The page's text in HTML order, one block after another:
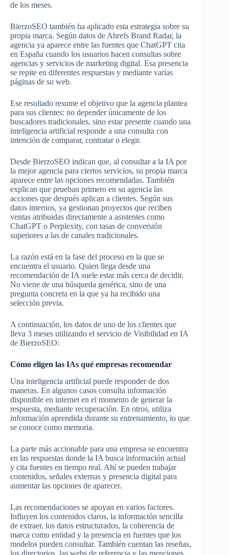
de los meses.
BierzoSEO también ha aplicado esta estrategia sobre su
propia marca. Según datos de Ahrefs Brand Radar, la
agencia ya aparece entre las fuentes que ChatGPT cita
en España cuando los usuarios hacen consultas sobre
agencias y servicios de marketing digital. Esa presencia
se repite en diferentes respuestas y mediante varias
páginas de su web.
Ese resultado resume el objetivo que la agencia plantea
para sus clientes: no depender únicamente de los
buscadores tradicionales, sino estar presente cuando una
inteligencia artificial responde a una consulta con
intención de comparar, contratar o elegir.
Desde BierzoSEO indican que, al consultar a la IA por
la mejor agencia para ciertos servicios, su propia marca
aparece entre las opciones recomendadas. También
explican que prueban primero en su agencia las
acciones que después aplican a clientes. Según sus
datos internos, ya gestionan proyectos que reciben
ventas atribuidas directamente a asistentes como
ChatGPT o Perplexity, con tasas de conversión
superiores a las de canales tradicionales.
La razón está en la fase del proceso en la que se
encuentra el usuario. Quien llega desde una
recomendación de IA suele estar más cerca de decidir.
No viene de una búsqueda genérica, sino de una
pregunta concreta en la que ya ha recibido una
selección previa.
A continuación, los datos de uno de los clientes que
lleva 3 meses utilizando el servicio de Visibilidad en IA
de BierzoSEO:
Cómo eligen las IAs qué empresas recomendar
Una inteligencia artificial puede responder de dos
maneras. En algunos casos consulta información
disponible en internet en el momento de generar la
respuesta, mediante recuperación. En otros, utiliza
información aprendida durante su entrenamiento, lo que
se conoce como memoria.
La parte más accionable para una empresa se encuentra
en las respuestas donde la IA busca información actual
y cita fuentes en tiempo real. Ahí se pueden trabajar
contenidos, señales externas y presencia digital para
aumentar las opciones de aparecer.
Las recomendaciones se apoyan en varios factores.
Influyen los contenidos claros, la información sencilla
de extraer, los datos estructurados, la coherencia de
marca como entidad y la presencia en fuentes que los
modelos pueden consultar. También cuentan las reseñas,
los directorios, las webs de referencia y las menciones